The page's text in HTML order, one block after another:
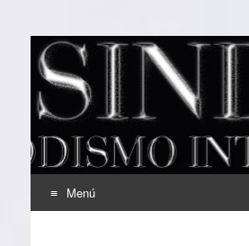
EL SINDICAL
Periodismo Inteligente
Menú